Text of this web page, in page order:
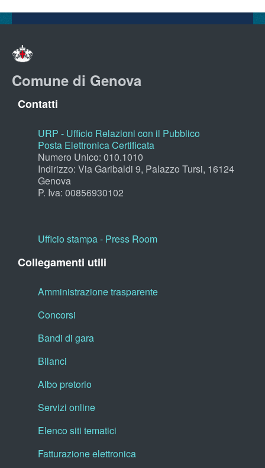
Comune di Genova
Contatti
URP - Ufficio Relazioni con il Pubblico
Posta Elettronica Certificata
Numero Unico: 010.1010
Indirizzo: Via Garibaldi 9, Palazzo Tursi, 16124
Genova
P. Iva: 00856930102
Ufficio stampa - Press Room
Collegamenti utili
Amministrazione trasparente
Concorsi
Bandi di gara
Bilanci
Albo pretorio
Servizi online
Elenco siti tematici
Fatturazione elettronica